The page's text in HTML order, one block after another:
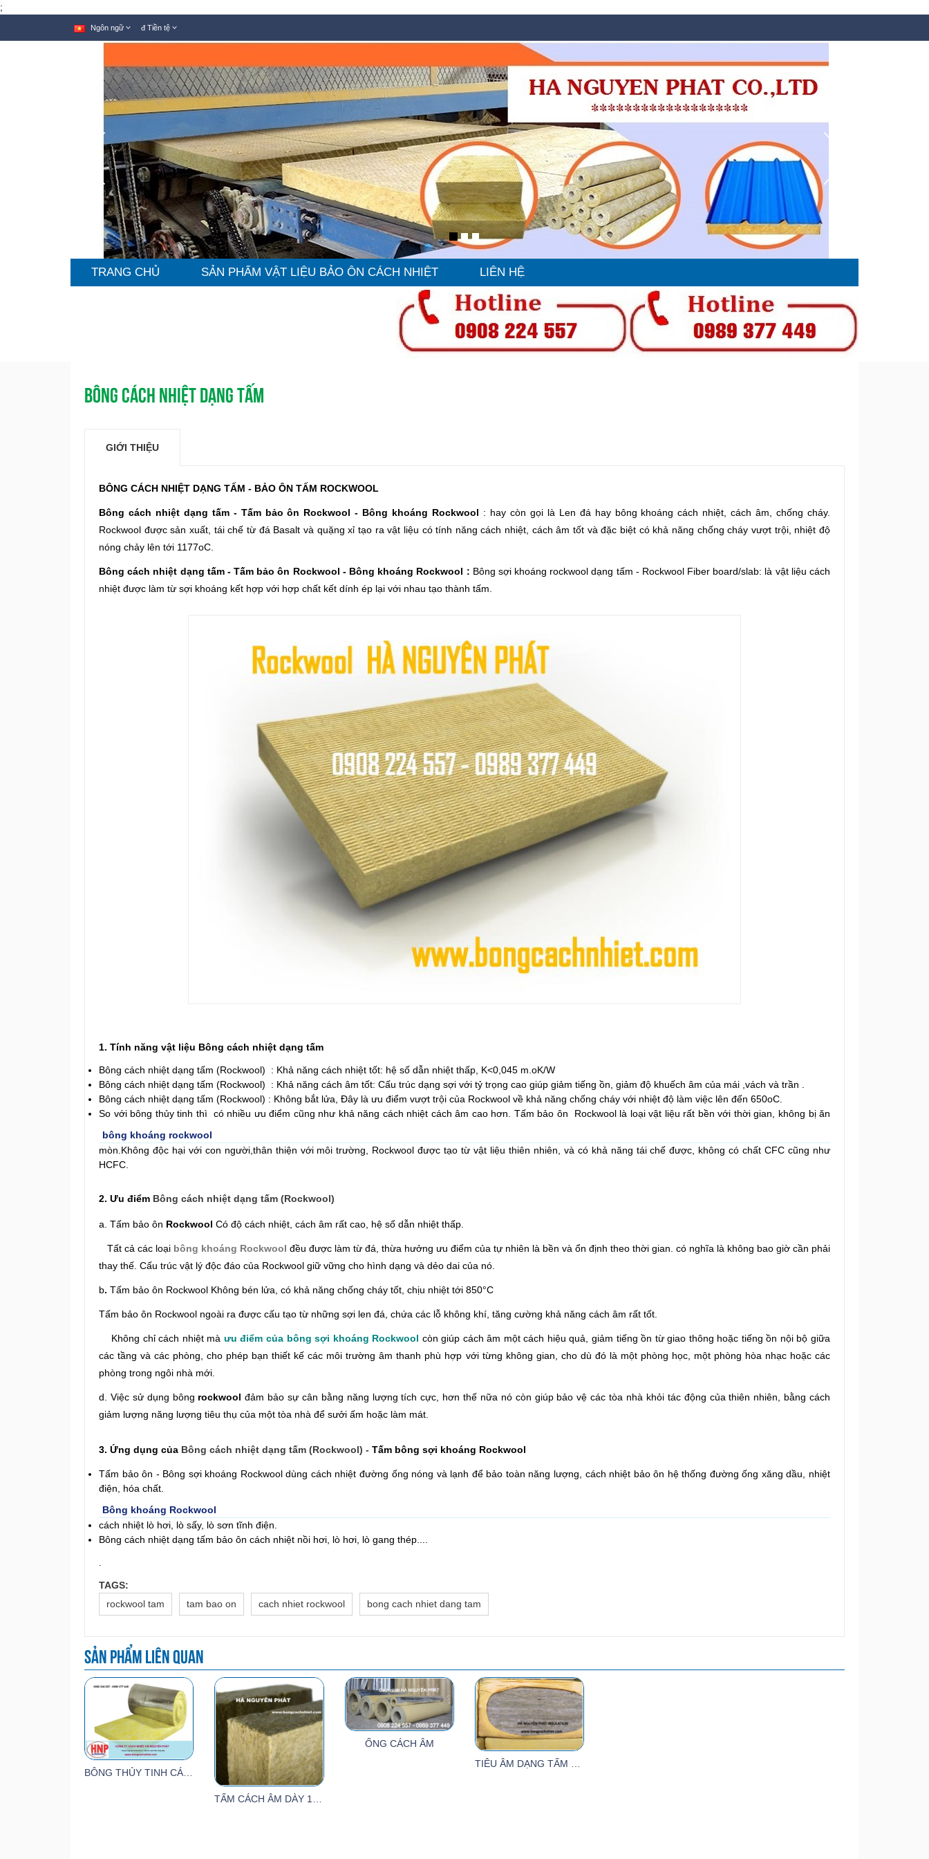
;
Ngôn ngữ đ Tiền tệ
TRANG CHỦ SẢN PHẨM VẬT LIỆU BẢO ÔN CÁCH NHIỆT LIÊN HỆ
BÔNG CÁCH NHIỆT DẠNG TẤM
GIỚI THIỆU
BÔNG CÁCH NHIỆT DẠNG TẤM - BẢO ÔN TẤM ROCKWOOL
Bông cách nhiệt dạng tấm - Tấm bảo ôn Rockwool - Bông khoáng Rockwool : hay còn gọi là Len đá hay bông khoáng cách nhiệt, cách âm, chống cháy.
Rockwool được sản xuất, tái chế từ đá Basalt và quặng xỉ tạo ra vật liệu có tính năng cách nhiệt, cách âm tốt và đặc biệt có khả năng chống cháy vượt trội, nhiệt độ
nóng chảy lên tới 1177oC.
Bông cách nhiệt dạng tấm -Tấm bảo ôn Rockwool - Bông khoáng Rockwool : Bông sợi khoáng rockwool dạng tấm - Rockwool Fiber board/slab: là vật liệu cách
nhiệt được làm từ sợi khoáng kết hợp với hợp chất kết dính ép lại với nhau tạo thành tấm.
1. Tính năng vật liệu Bông cách nhiệt dạng tấm
Bông cách nhiệt dạng tấm (Rockwool) : Khả năng cách nhiệt tốt: hệ số dẫn nhiệt thấp, K<0,045 m.oK/W
Bông cách nhiệt dạng tấm (Rockwool)
: Khả năng cách âm tốt: Cấu trúc dạng sợi với tỷ trọng cao giúp giảm tiếng ồn, giảm độ khuếch âm của mái ,vách và trần .
Bông cách nhiệt dạng tấm (Rockwool) : Không bắt lửa, Đây là ưu điểm vượt trội của Rockwool về khả năng chống cháy với nhiệt độ làm việc lên đến 650oC.
So với bông thủy tinh thì
bông khoáng rockwool
có nhiều ưu điểm cũng như khả năng cách nhiệt cách âm cao hơn. Tấm bảo ôn Rockwool là loại vật liệu rất bền với thời gian, không bị ăn
mòn. Không độc hại với con người,thân thiện với môi trường, Rockwool được tạo từvật liệu thiên nhiên, và có khả năng tái chế được, không có chất CFC cũng như
HCFC.
2. Ưu điểm Bông cách nhiệt dạng tấm (Rockwool)
a. Tấm bảo ôn Rockwool Có độ cách nhiệt, cách âm rất cao, hệ số dẫn nhiệt thấp.
Tất cả các loại bông khoáng Rockwool đều được làm từ đá, thừa hưởng ưu điểm của tự nhiên là bền và ổn định theo thời gian. có nghĩa là không bao giờ cần phải
thay thế. Cấu trúc vật lý độc đáo của Rockwool giữ vững cho hình dạng và dẻo dai của nó.
b. Tấm bảo ôn Rockwool Không bén lửa, có khả năng chống cháy tốt, chịu nhiệt tới 850°C
Tấm bảo ôn Rockwool ngoài ra được cấu tạo từ những sợi len đá, chứa các lỗ không khí, tăng cường khả năng cách âm rất tốt.
Không chỉ cách nhiệt mà ưu điểm của bông sợi khoáng Rockwool còn giúp cách âm một cách hiệu quả, giảm tiếng ồn từ giao thông hoặc tiếng ồn nội bộ giữa
các tầng và các phòng, cho phép bạn thiết kế các môi trường âm thanh phù hợp với từng không gian, cho dù đó là một phòng học, một phòng hòa nhạc hoặc các
phòng trong ngôi nhà mới.
d. Việc sử dụng bông rockwoolđảm bảo sự cân bằng năng lượng tích cực, hơn thế nữa nó còn giúp bảo vệ các tòa nhà khỏi tác động của thiên nhiên, bằng cách
giảm lượng năng lượng tiêu thụ của một tòa nhà để sưởi ấm hoặc làm mát.
3. Ứng dụng của Bông cách nhiệt dạng tấm (Rockwool) - Tấm bông sợi khoáng Rockwool
Tấm bảo ôn - Bông sợi khoáng Rockwool dùng cách nhiệt đường ống nóng và lạnh để bảo toàn năng lượng cách nhiệt bảo ôn hệ thống đường ống xăng dầu, nhiệt
điện, hóa chất.
Bông khoáng Rockwool
cách nhiệt lò hơi, lò sấy, lò sơn tĩnh điện.
Bông cách nhiệt dạng tấm bảo ôn cách nhiệt nồi hơi, lò hơi, lò gang thép....
TAGS:
rockwool tam
tam bao on cach nhiet rockwool bong cach nhiet dang tam
Sản phẩm liên quan
TẤM CÁCH ÂM DÀY 10CMM ( ROCKWOOL INSULATION 100MM)
ỐNG CÁCH ÂM